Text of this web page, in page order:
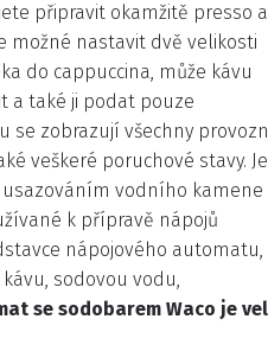
připravit okamžitě presso a
možné nastavit dvě velikosti
do cappuccina, může kávu
a také ji podat pouze
se zobrazují všechny
veškeré poruchové stavy. Je
vodního kamene
k přípravě nápojů
nápojového automatu,
sodovou vodu,
se sodobarem Waco je